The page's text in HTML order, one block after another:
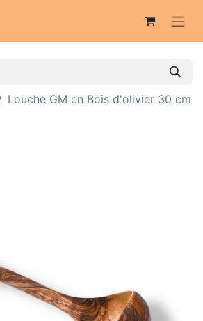
Louche GM en Bois d'olivier 30 cm